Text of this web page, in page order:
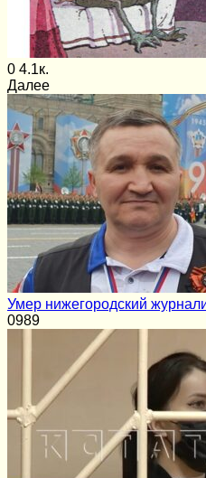
0 4.1к.
Далее
Умер нижегородский
0989